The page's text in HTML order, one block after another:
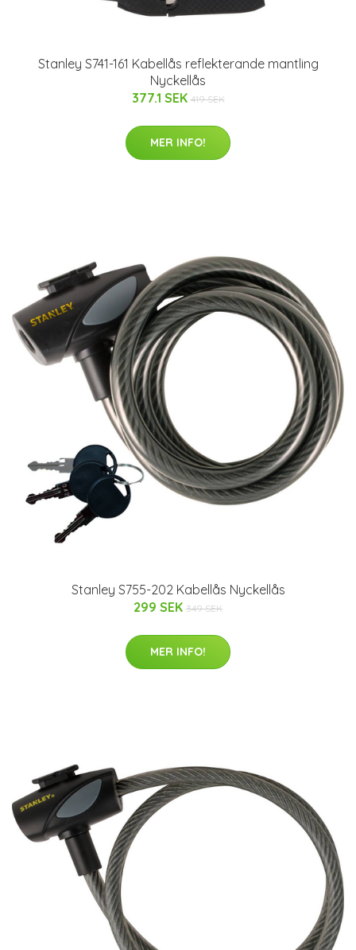
Stanley S741-161 Kabellås reflekterande mantling
Nyckellås
377.1 SEK 419 SEK
MER INFO!
Stanley S755-202 Kabellås Nyckellås
299 SEK 349 SEK
MER INFO!